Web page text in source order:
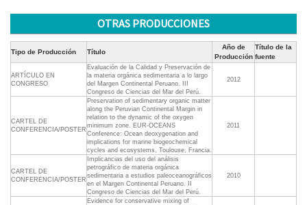
OTRAS PRODUCCIONES
Tipo de Producción Título
Año de
Producción
Título de la
fuente
ARTÍCULO EN
CONGRESO
Evaluación de la Calidad y Preservación de
la materia orgánica sedimentaria a lo largo
del Margen Continental Peruano. III
Congreso de Ciencias del Mar del Perú.
2012
CARTEL DE
CONFERENCIA/POSTER
Preservation of sedimentary organic matter
along the Peruvian Continental Margin in
relation to the dynamic of the oxygen
minimum zone. EUR-OCEANS
Conference: Ocean deoxygenation and
implications for marine biogeochemical
cycles and ecosystems, Toulouse, Francia.
2011
CARTEL DE
CONFERENCIA/POSTER
Implicancias del uso del análisis
petrográfico de materia orgánica
sedimentaria a estudios paleoceanográficos
en el Margen Continental Peruano. II
Congreso de Ciencias del Mar del Perú.
2010
Evidence for conservative mixing of